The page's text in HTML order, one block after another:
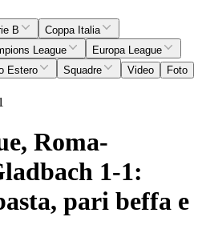
B
Coppa Italia
League
Europa League
Estero Squadre Video
Foto
Roma-
1-1:
pari beffa e